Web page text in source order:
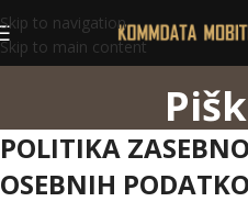
Skip to navigation
Skip to main content
POLITIKA
OSEBNIH